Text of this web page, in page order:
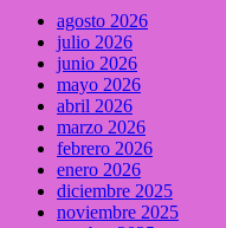
agosto 2026
julio 2026
junio 2026
mayo 2026
abril 2026
marzo 2026
febrero 2026
enero 2026
diciembre 2025
noviembre 2025